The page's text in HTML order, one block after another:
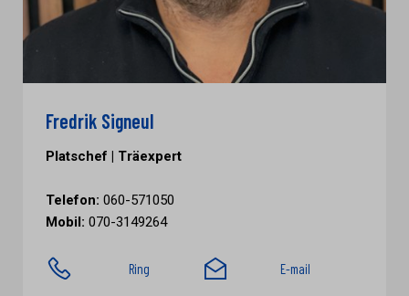
Fredrik Signeul
Platschef | Träexpert
Telefon: 060-571050
Mobil: 070-3149264
Ring E-mail